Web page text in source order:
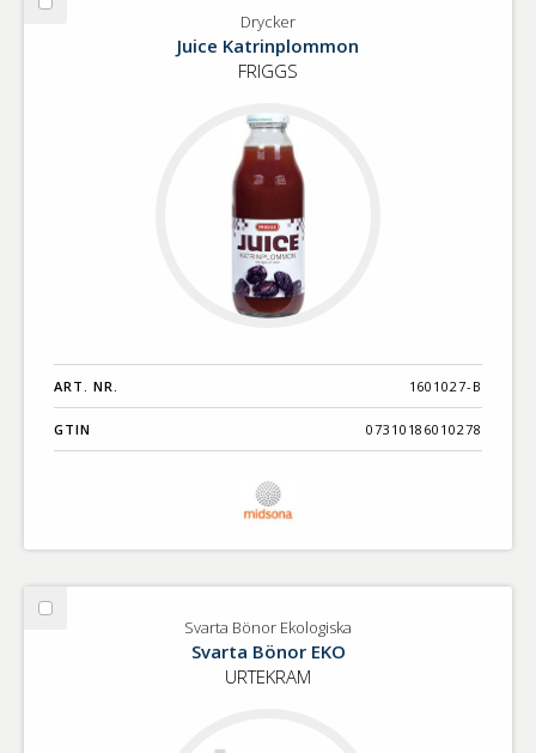
Välj
Drycker
Juice Katrinplommon
FRIGGS
ART. NR. 1601027-B
GTIN 07310186010278
Välj
Svarta Bönor Ekologiska
Svarta Bönor EKO
URTEKRAM